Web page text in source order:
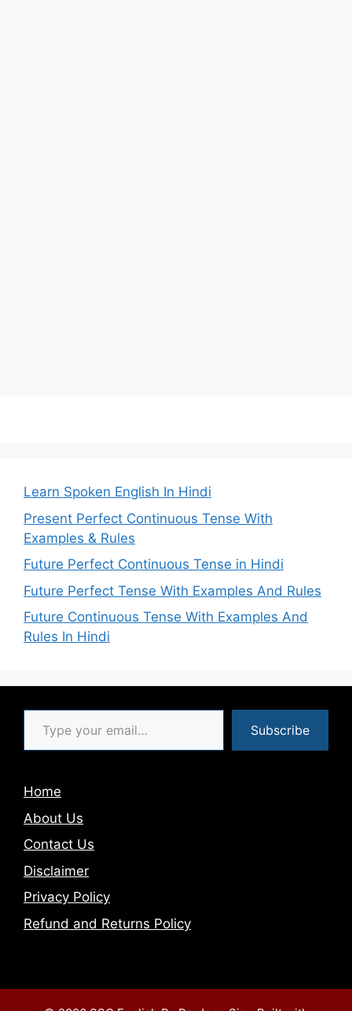
Learn Spoken English In Hindi
Present Perfect Continuous Tense With
Examples & Rules
Future Perfect Continuous Tense in Hindi
Future Perfect Tense With Examples And Rules
Future Continuous Tense With Examples And
Rules In Hindi
Type your email…
Subscribe
Home
About Us
Contact Us
Disclaimer
Privacy Policy
Refund and Returns Policy